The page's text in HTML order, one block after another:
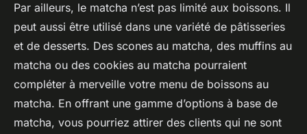
Par ailleurs, le matcha n’est pas limité aux boissons. Il
peut aussi être utilisé dans une variété de pâtisseries
et de desserts. Des scones au matcha, des muffins au
matcha ou des cookies au matcha pourraient
compléter à merveille votre menu de boissons au
matcha. En offrant une gamme d’options à base de
matcha, vous pourriez attirer des clients qui ne sont